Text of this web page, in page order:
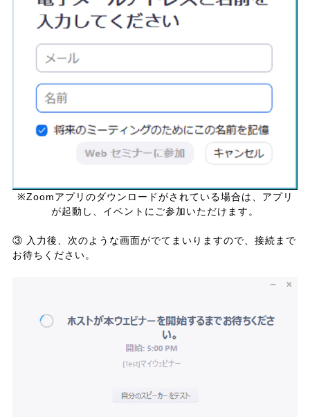
※Zoomアプリのダウンロードがされている場合は、アプリ
が起動し、イベントにご参加いただけます。
③ 入力後、次のような画面がでてまいりますので、接続まで
お待ちください。